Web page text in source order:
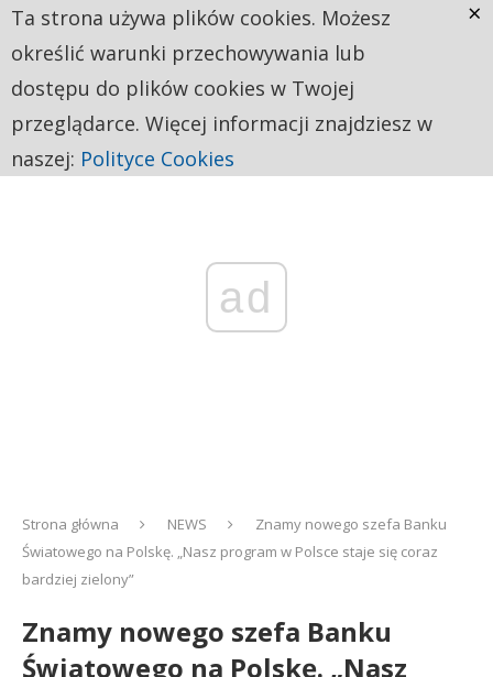
ad
Strona główna NEWS
Znamy nowego szefa Banku
Światowego na Polskę. „Nasz program w Polsce staje się coraz
bardziej zielony”
Znamy nowego szefa Banku
Światowego na Polskę. „Nasz
Ta strona używa plików cookies. Możesz
określić warunki przechowywania lub
dostępu do plików cookies w Twojej
przeglądarce. Więcej informacji znajdziesz w
naszej: Polityce Cookies
×